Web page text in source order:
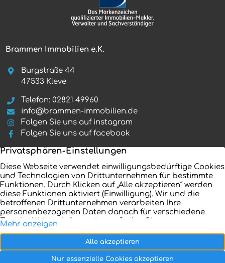
Brammen Immobilien e.K.
Burgstraße 44
47533 Kleve
Telefon: 02821 49960
info@brammen-immobilien.de
Folgen Sie uns auf instagram
Folgen Sie uns auf facebook
Startseite Immobilienangebote
Referenzen Aktuelles
Unternehmen Kontakt
Verkaufen
Datenschutz
Vertrag widerrufen